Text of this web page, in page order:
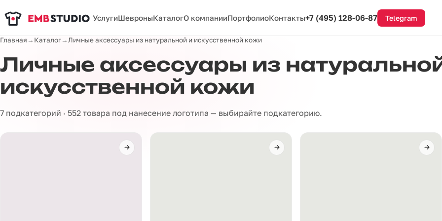
УслугиШевроныКаталогО компанииПортфолиоКонтакты+7 (495) 128-06-87 Telegram
Главная→ Каталог→ Личные аксессуары из натуральной и искусственной кожи
Личные аксессуары из
искусственной кожи
7 подкатегорий · 552 товара под нанесение логотипа — выбирайте подкатегорию.